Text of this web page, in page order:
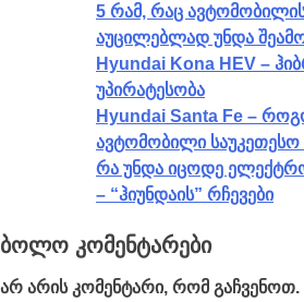
5 რამ, რაც
აუცილებლად უნდა
Hyundai Kona HEV –
უპირატესობა
Hyundai Santa Fe –
ავტომობილი საუკეთესო
რა უნდა იცოდე
– “ჰიუნდაის” რჩევები
ბოლო კომენტარები
არ არის კომენტარი, რომ გაჩვენოთ.